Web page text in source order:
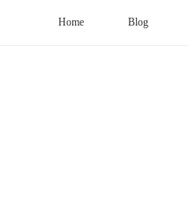
Home Blog